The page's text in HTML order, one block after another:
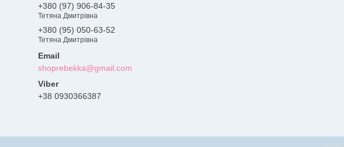
+380 (97) 906-84-35
Тетяна Дмитрівна
+380 (95) 050-63-52
Тетяна Дмитрівна
shoprebekka@gmail.com
+38 0930366387